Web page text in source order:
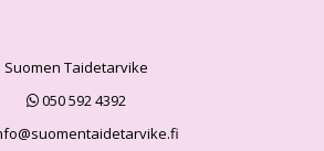
Suomen Taidetarvike
050 592 4392